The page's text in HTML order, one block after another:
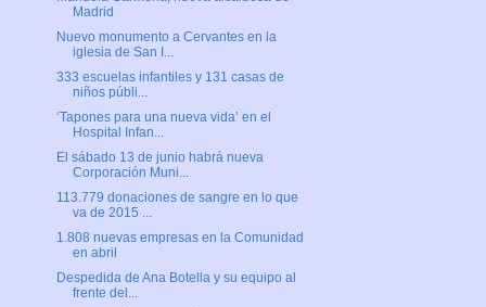
Madrid
Nuevo monumento a Cervantes en la
iglesia de San I...
333 escuelas infantiles y 131 casas de
niños públi...
‘Tapones para una nueva vida’ en el
Hospital Infan...
El sábado 13 de junio habrá nueva
Corporación Muni...
113.779 donaciones de sangre en lo que
va de 2015 ...
1.808 nuevas empresas en la Comunidad
en abril
Despedida de Ana Botella y su equipo al
frente del...